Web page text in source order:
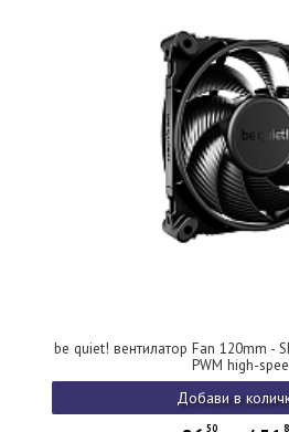
be quiet! вентилатор Fan 120mm -
PWM high-
Добави в
50